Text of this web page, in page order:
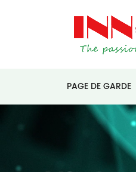
PAGE DE GARDE